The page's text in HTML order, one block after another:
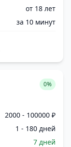
от 18 лет
за 10 минут
0%
2000 - 100000 ₽
1 - 180 дней
7 дней